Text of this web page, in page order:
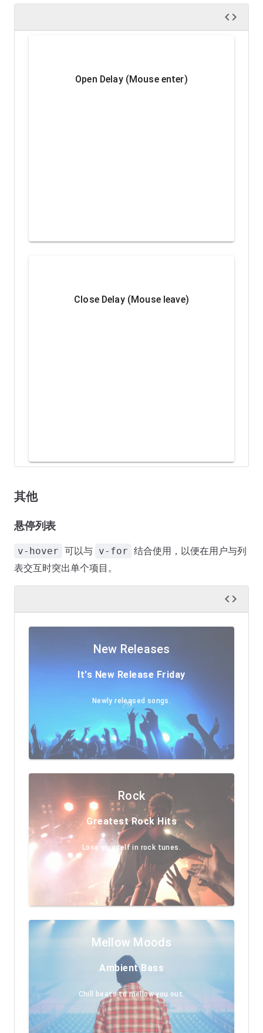
Open Delay (Mouse enter)
Close Delay (Mouse leave)
其他
悬停列表
v-hover 可以与 v-for 结合使用，以便在用户与列
表交互时突出单个项目。
New Releases
It's New Release Friday
Newly released songs.
Rock
Greatest Rock Hits
Lose yourself in rock tunes.
Mellow Moods
Ambient Bass
Chill beats to mellow you out.